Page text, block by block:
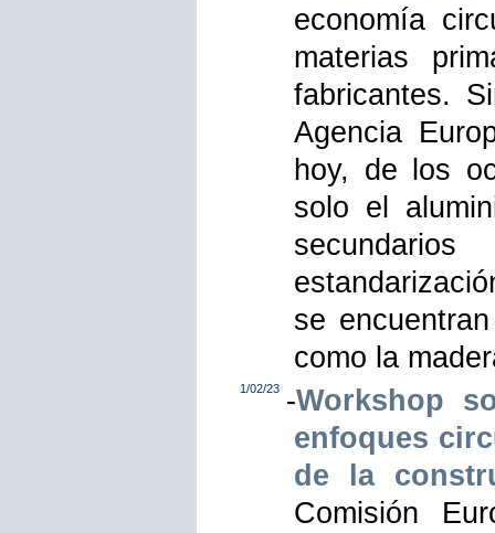
economía
materias
fabricantes.
Agencia
hoy, de los
solo el
se
como la
1/02/23 -Workshop
enfoques
de la
Comisión